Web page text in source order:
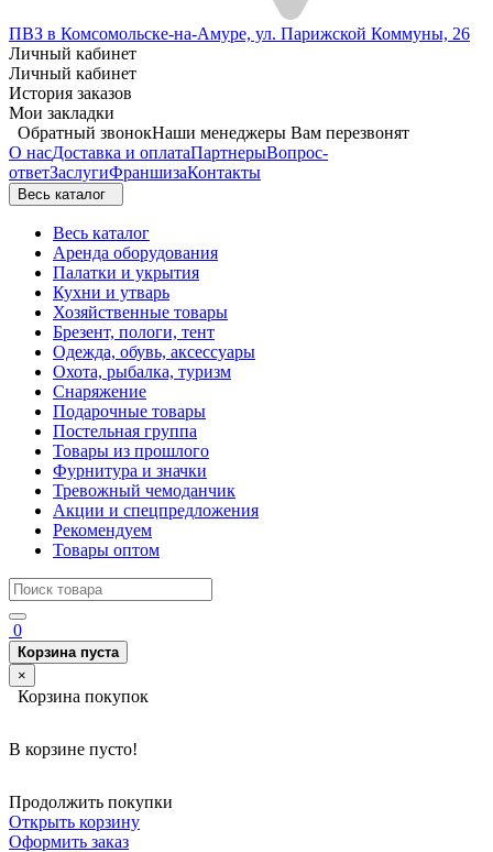
ПВЗ в Комсомольске-на-Амуре, ул. Парижской Коммуны, 26
Личный кабинет
Личный кабинет
История заказов
Мои закладки
Обратный звонокНаши менеджеры Вам перезвонят
О насДоставка и оплатаПартнерыВопрос-
ответЗаслугиФраншизаКонтакты
Весь каталог
Весь каталог
Аренда оборудования
Палатки и укрытия
Кухни и утварь
Хозяйственные товары
Брезент, пологи, тент
Одежда, обувь, аксессуары
Охота, рыбалка, туризм
Снаряжение
Подарочные товары
Постельная группа
Товары из прошлого
Фурнитура и значки
Тревожный чемоданчик
Акции и спецпредложения
Рекомендуем
Товары оптом
0
Корзина пуста
×
Корзина покупок
В корзине пусто!
Продолжить покупки
Открыть корзину
Оформить заказ